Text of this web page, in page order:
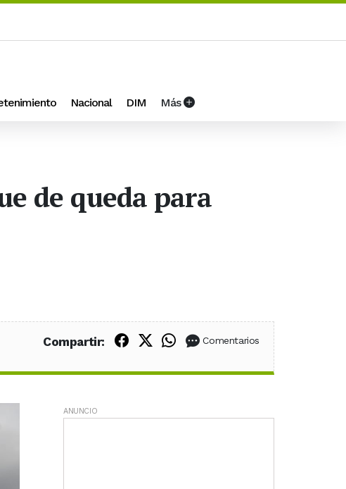
Nacional DIM Más
de queda para
Compartir: Compartir en Facebook
Compartir en X (Twitter)
Compartir en WhatsApp
Comentarios
ANUNCIO